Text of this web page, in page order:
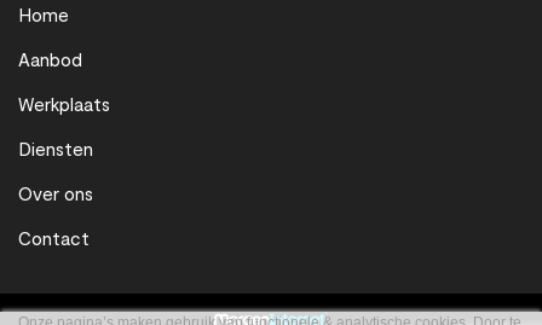
Home
Aanbod
Werkplaats
Diensten
Over ons
Contact